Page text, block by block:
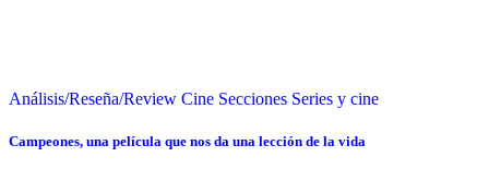
Análisis/Reseña/Review Cine Secciones Series y cine
Campeones, una película que nos da una lección de la vida